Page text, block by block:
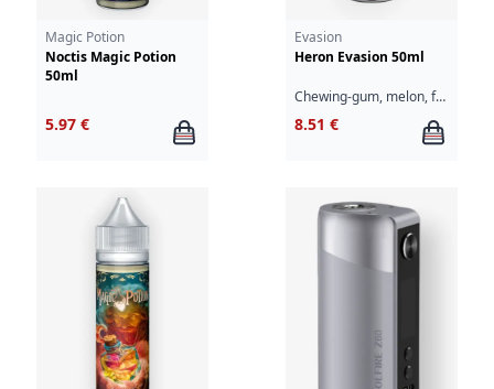
Magic Potion
Noctis Magic Potion
50ml
5.97 €
Evasion
Heron Evasion 50ml
Chewing-gum, melon, fruit du dragon
8.51 €